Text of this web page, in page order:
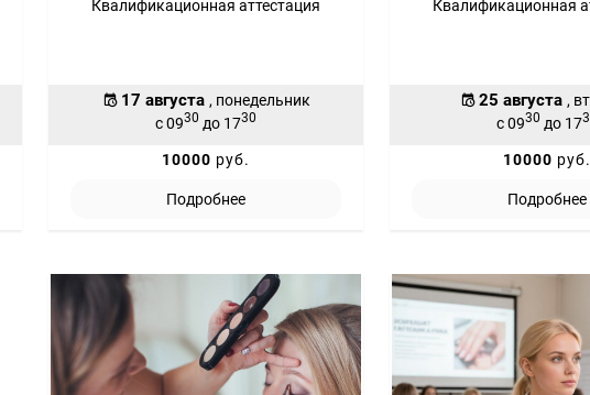
Квалификационная аттестация
17 августа , понедельник
с 0930 до 1730
10000 руб.
Подробнее
Квалификационная
25 августа ,
с 0930 до 17
10000 руб.
Подробнее